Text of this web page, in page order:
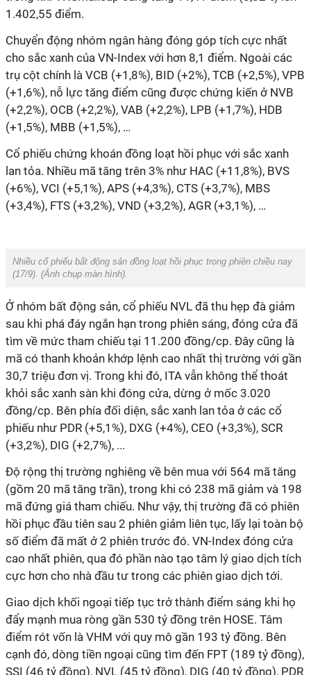
1.402,55 điểm.
Chuyển động nhóm ngân hàng đóng góp tích cực nhất
cho sắc xanh của VN-Index với hơn 8,1 điểm. Ngoài các
trụ cột chính là VCB (+1,8%), BID (+2%), TCB (+2,5%), VPB
(+1,6%), nỗ lực tăng điểm cũng được chứng kiến ở NVB
(+2,2%), OCB (+2,2%), VAB (+2,2%), LPB (+1,7%), HDB
(+1,5%), MBB (+1,5%), …
Cổ phiếu chứng khoán đồng loạt hồi phục với sắc xanh
lan tỏa. Nhiều mã tăng trên 3% như HAC (+11,8%), BVS
(+6%), VCI (+5,1%), APS (+4,3%), CTS (+3,7%), MBS
(+3,4%), FTS (+3,2%), VND (+3,2%), AGR (+3,1%), …
Nhiều cổ phiếu bất động sản đồng loạt hồi phục trong phiên chiều nay
(17/9). (Ảnh chụp màn hình).
Ở nhóm bất động sản, cổ phiếu NVL đã thu hẹp đà giảm
sau khi phá đáy ngắn hạn trong phiên sáng, đóng cửa đã
tìm về mức tham chiếu tại 11.200 đồng/cp. Đây cũng là
mã có thanh khoản khớp lệnh cao nhất thị trường với gần
30,7 triệu đơn vị. Trong khi đó, ITA vẫn không thể thoát
khỏi sắc xanh sàn khi đóng cửa, dừng ở mốc 3.020
đồng/cp. Bên phía đối diện, sắc xanh lan tỏa ở các cổ
phiếu như PDR (+5,1%), DXG (+4%), CEO (+3,3%), SCR
(+3,2%), DIG (+2,7%), ...
Độ rộng thị trường nghiêng về bên mua với 564 mã tăng
(gồm 20 mã tăng trần), trong khi có 238 mã giảm và 198
mã đứng giá tham chiếu. Như vậy, thị trường đã có phiên
hồi phục đầu tiên sau 2 phiên giảm liên tục, lấy lại toàn bộ
số điểm đã mất ở 2 phiên trước đó. VN-Index đóng cửa
cao nhất phiên, qua đó phần nào tạo tâm lý giao dịch tích
cực hơn cho nhà đầu tư trong các phiên giao dịch tới.
Giao dịch khối ngoại tiếp tục trở thành điểm sáng khi họ
đẩy mạnh mua ròng gần 530 tỷ đồng trên HOSE. Tâm
điểm rót vốn là VHM với quy mô gần 193 tỷ đồng. Bên
cạnh đó, dòng tiền ngoại cũng tìm đến FPT (189 tỷ đồng),
SSI (46 tỷ đồng), NVL (45 tỷ đồng), DIG (40 tỷ đồng), PDR